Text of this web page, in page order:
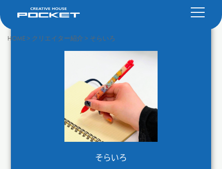
HOME> クリエイター紹介 > そらいろ
そらいろ